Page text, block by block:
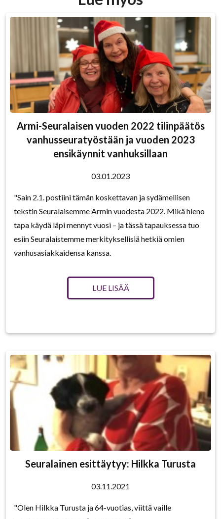
Armi-Seuralaisen vuoden 2022 tilinpäätös
vanhusseuratyöstään ja vuoden 2023
ensikäynnit vanhuksillaan
03.01.2023
"Sain 2.1. postiini tämän koskettavan ja sydämellisen
tekstin Seuralaisemme Armin vuodesta 2022. Mikä hieno
tapa käydä läpi mennyt vuosi – ja tässä tapauksessa tuo
esiin Seuralaistemme merkityksellisiä hetkiä omien
vanhusasiakkaidensa kanssa.
LUE LISÄÄ
Seuralainen esittäytyy: Hilkka Turusta
03.11.2021
"Olen Hilkka Turusta ja 64-vuotias, viittä vaille